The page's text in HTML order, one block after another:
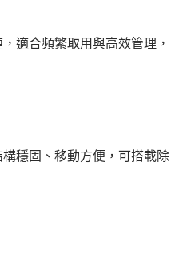
適合頻繁取用與高效管理，
穩固、移動方便，可搭載除